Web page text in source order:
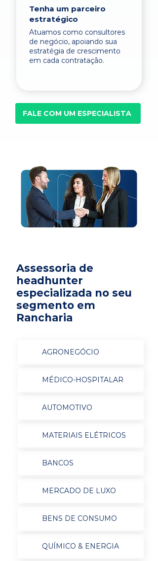
Tenha um parceiro
estratégico
Atuamos como consultores
de negócio, apoiando sua
estratégia de crescimento
em cada contratação.
FALE COM UM ESPECIALISTA
Assessoria de
headhunter
especializada no seu
segmento em
Rancharia
AGRONEGÓCIO
MÉDICO-HOSPITALAR
AUTOMOTIVO
MATERIAIS ELÉTRICOS
BANCOS
MERCADO DE LUXO
BENS DE CONSUMO
QUÍMICO & ENERGIA